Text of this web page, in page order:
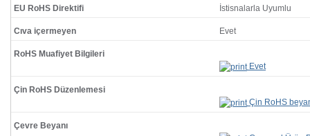
EU RoHS Direktifi İstisnalarla Uyumlu
Cıva içermeyen Evet
RoHS Muafiyet Bilgileri
Evet
Çin RoHS Düzenlemesi
Çin RoHS
Çevre Beyanı